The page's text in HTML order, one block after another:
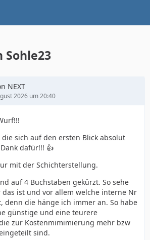
Sohle23
NEXT
2026 um 20:40
sich auf den ersten Blick absolut
dafür!!! 👍️
mit der Schichterstellung.
auf 4 Buchstaben gekürzt. So sehe
das ist und vor allem welche interne Nr
denn die hänge ich immer an. So habe
günstige und eine teurere
zur Kostenmimimierung mehr bzw
sind.